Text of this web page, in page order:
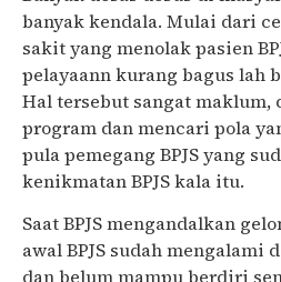
banyak kendala. Mulai dari
sakit yang menolak pasien
pelayaann kurang bagus lah
Hal tersebut sangat maklum,
program dan mencari pola
pula pemegang BPJS yang
kenikmatan BPJS kala itu.
Saat BPJS mengandalkan
awal BPJS sudah mengalami
dan belum mampu berdiri